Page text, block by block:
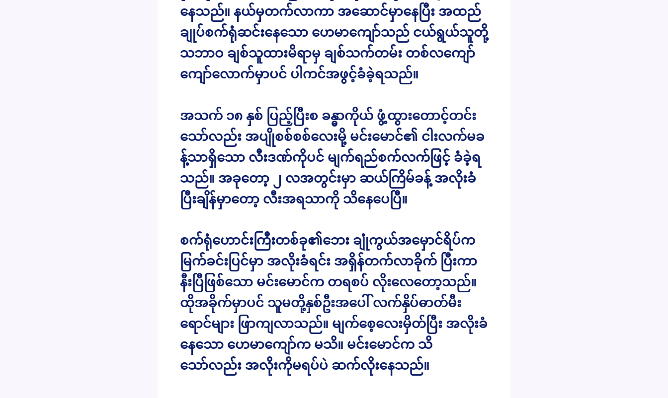
နေသည်။ နယ်မှတက်လာကာ အဆောင်မှာနေပြီး အထည်
ချုပ်စက်ရုံဆင်းနေသော ဟေမာကျော်သည် ငယ်ရွယ်သူတို့
သဘာဝ ချစ်သူထားမိရာမှ ချစ်သက်တမ်း တစ်လကျော်
ကျော်လောက်မှာပင် ပါကင်အဖွင့်ခံခဲ့ရသည်။
အသက် ၁၈ နှစ် ပြည့်ပြီးစ ခန္ဓာကိုယ် ဖွံ့ထွားတောင့်တင်း
သော်လည်း အပျိုစစ်စစ်လေးမို့ မင်းမောင်၏ ငါးလက်မခ
န့်သာရှိသော လီးဒဏ်ကိုပင် မျက်ရည်စက်လက်ဖြင့် ခံခဲ့ရ
သည်။ အခုတော့ ၂ လအတွင်းမှာ ဆယ်ကြိမ်ခန့် အလိုးခံ
ပြီးချိန်မှာတော့ လီးအရသာကို သိနေပေပြီ။
စက်ရုံဟောင်းကြီးတစ်ခု၏ဘေး ချုံကွယ်အမှောင်ရိပ်က
မြက်ခင်းပြင်မှာ အလိုးခံရင်း အရှိန်တက်လာခိုက် ပြီးကာ
နီးပြီဖြစ်သော မင်းမောင်က တရစပ် လိုးလေတော့သည်။
ထိုအခိုက်မှာပင် သူမတို့နှစ်ဦးအပေါ် လက်နှိပ်ဓာတ်မီး
ရောင်များ ဖြာကျလာသည်။ မျက်စေ့လေးမှိတ်ပြီး အလိုးခံ
နေသော ဟေမာကျော်က မသိ။ မင်းမောင်က သိ
သော်လည်း အလိုးကိုမရပ်ပဲ ဆက်လိုးနေသည်။